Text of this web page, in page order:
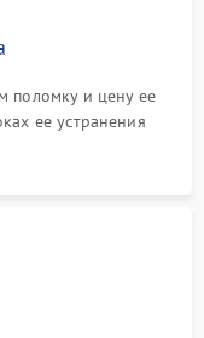
поломку и цену ее
ее устранения